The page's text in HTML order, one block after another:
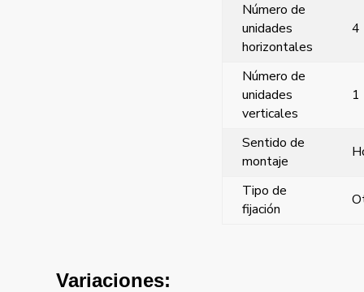
Número de
unidades
horizontales
4
Número de
unidades
verticales
1
Sentido de
montaje
Tipo de
fijación
Variaciones: